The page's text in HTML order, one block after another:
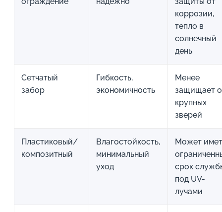
коррозии,
тепло в
солнечный
день
Сетчатый
забор
Гибкость,
экономичность
Менее
защищает
крупных
зверей
Пластиковый/
композитный
Влагостойкость,
минимальный
уход
Может
срок
под UV-
лучами